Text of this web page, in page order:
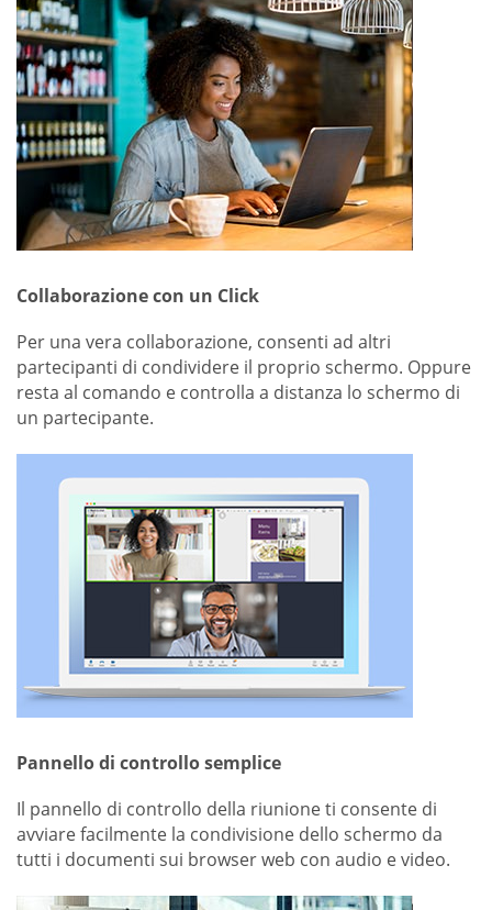
Collaborazione con un Click
Per una vera collaborazione, consenti ad altri
partecipanti di condividere il proprio schermo. Oppure
resta al comando e controlla a distanza lo schermo di
un partecipante.
Pannello di controllo semplice
Il pannello di controllo della riunione ti consente di
avviare facilmente la condivisione dello schermo da
tutti i documenti sui browser web con audio e video.